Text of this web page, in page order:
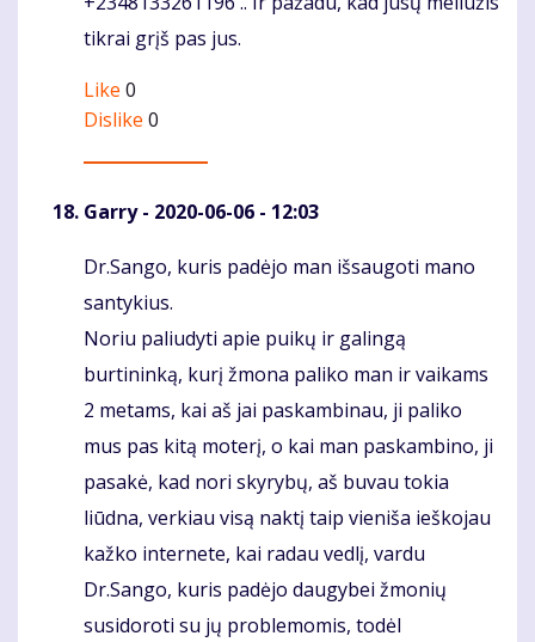
tikrai grįš pas jus.
Like 0
Dislike 0
Garry- 2020-06-06 - 12:03
Komentaras
Dr.Sango, kuris padėjo man išsaugoti mano
santykius.
Noriu paliudyti apie puikų ir galingą
burtininką, kurį žmona paliko man ir vaikams
2 metams, kai aš jai paskambinau, ji paliko
mus pas kitą moterį, o kai man paskambino, ji
pasakė, kad nori skyrybų, aš buvau tokia
liūdna, verkiau visą naktį taip vieniša ieškojau
kažko internete, kai radau vedlį, vardu
Dr.Sango, kuris padėjo daugybei žmonių
susidoroti su jų problemomis, todėl